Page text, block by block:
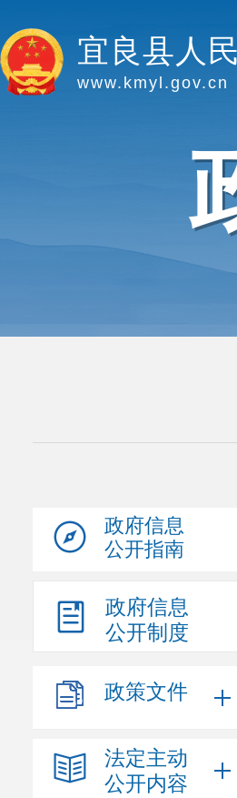
宜良县人
www.kmyl.gov.cn
政府信息
公开指南
政府信息
公开制度
政策文件
法定主动
公开内容